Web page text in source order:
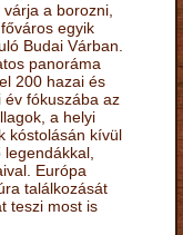
a borozni,
egyik
Budai Várban.
panoráma
200 hazai és
év fókuszába az
a helyi
kóstolásán kívül
legendákkal,
Európa
találkozását
teszi most is